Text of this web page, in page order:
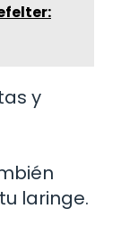
y
laringe.